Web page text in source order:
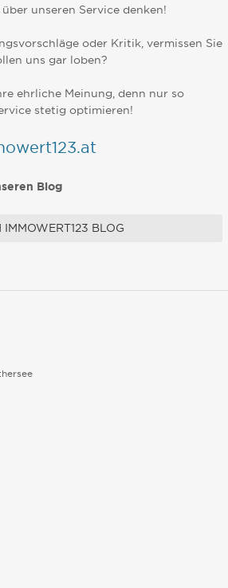
über unseren Service denken!
oder Kritik, vermissen Sie
uns gar loben?
ehrliche Meinung, denn nur so
stetig optimieren!
Blog
IMMOWERT123 BLOG